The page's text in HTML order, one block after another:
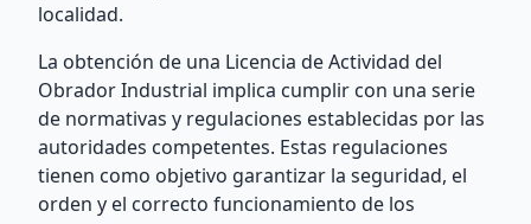
localidad.
La obtención de una Licencia de Actividad del
Obrador Industrial implica cumplir con una serie
de normativas y regulaciones establecidas por las
autoridades competentes. Estas regulaciones
tienen como objetivo garantizar la seguridad, el
orden y el correcto funcionamiento de los